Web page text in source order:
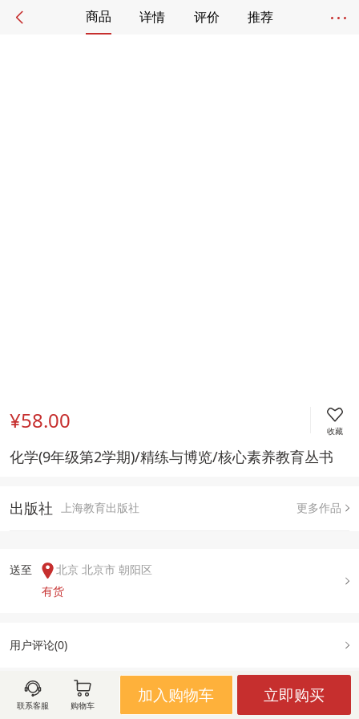
商品 详情 评价 推荐
¥58.00 收藏
化学(9年级第2学期)/精练与博览/核心素养教育丛书
出版社 上海教育出版社 更多作品
送至
北京 北京市 朝阳区
有货
用户评论(0)
图文详情 出版信息
联系客服 购物车
加入购物车 立即购买